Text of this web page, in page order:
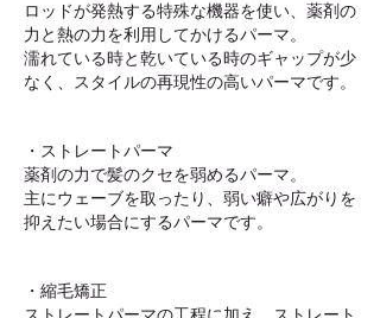
ロッドが発熱する特殊な機器を使い、薬剤の
力と熱の力を利用してかけるパーマ。
濡れている時と乾いている時のギャップが少
なく、スタイルの再現性の高いパーマです。
・ストレートパーマ
薬剤の力で髪のクセを弱めるパーマ。
主にウェーブを取ったり、弱い癖や広がりを
抑えたい場合にするパーマです。
・縮毛矯正